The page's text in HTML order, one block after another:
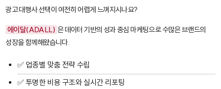
광고 대행사 선택이 여전히 어렵게 느껴지시나요?
에이달(ADALL) 은 데이터 기반의 성과 중심 마케팅으로 수많은 브랜드의
성장을 함께해왔습니다.
✅ 업종별 맞춤 전략 수립
✅ 투명한 비용 구조와 실시간 리포팅